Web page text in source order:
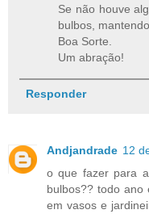
Se não houve
bulbos,
Boa Sorte.
Um abração!
Responder
Andjandrade 12
o que fazer para
bulbos?? todo ano
em vasos e